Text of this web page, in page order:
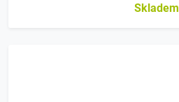
Skladem